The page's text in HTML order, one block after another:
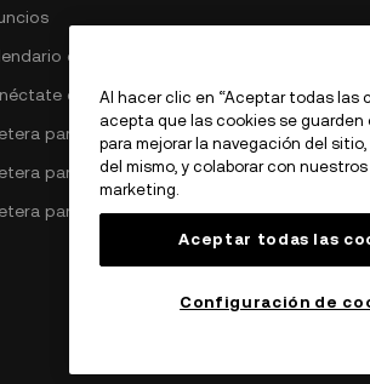
de comisiones DEX
con OKX
para Bitcoin
para Ethereum
para Solana
Al hacer clic en “Aceptar todas las
acepta que las cookies se guarden
para mejorar la navegación del
del mismo, y colaborar con
marketing.
Aceptar todas las
Configuración de